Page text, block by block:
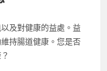
及對健康的益處。益
持腸道健康。您是否